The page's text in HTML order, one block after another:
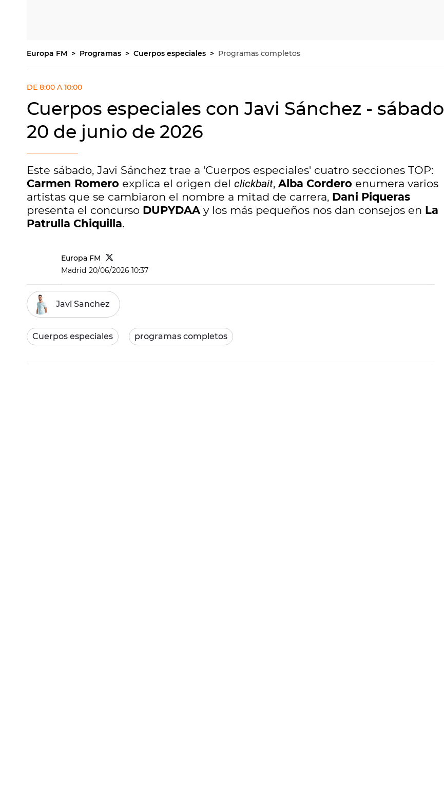
Europa FM Programas Cuerpos especiales Programas completos
DE 8:00 A 10:00
Cuerpos especiales con Javi Sánchez - sábado
20 de junio de 2026
Este sábado, Javi Sánchez trae a 'Cuerpos especiales' cuatro secciones TOP:
Carmen Romero explica el origen del clickbait, Alba Cordero enumera varios
artistas que se cambiaron el nombre a mitad de carrera, Dani Piqueras
presenta el concurso DUPYDAAy los más pequeños nos dan consejos en La
Patrulla Chiquilla.
Europa FM
Madrid 20/06/2026 10:37
Javi Sanchez
Cuerpos especiales programas completos